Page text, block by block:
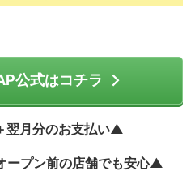
公式はコチラ
月分のお支払い▲
ープン前の店舗でも安心▲